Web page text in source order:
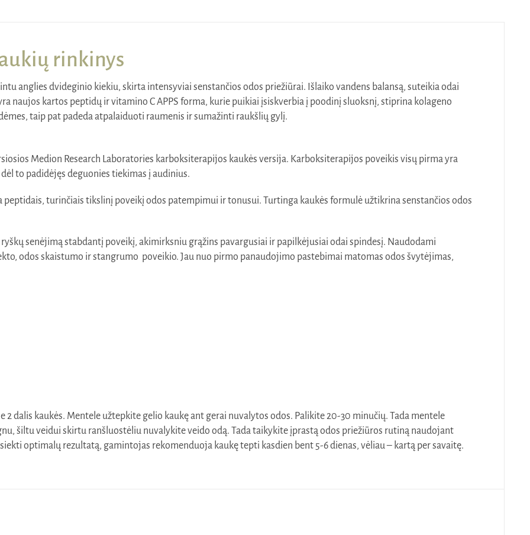
rinkinys
anglies dvideginio kiekiu, skirta intensyviai senstančios odos priežiūrai. Išlaiko vandens balansą, suteikia odai
naujos kartos peptidų ir vitamino C APPS forma, kurie puikiai įsiskverbia į poodinį sluoksnį, stiprina kolageno
taip pat padeda atpalaiduoti raumenis ir sumažinti raukšlių gylį.
Medion Research Laboratories karboksiterapijos kaukės versija. Karboksiterapijos poveikis visų pirma yra
to padidėjęs deguonies tiekimas į audinius.
turinčiais tikslinį poveikį odos patempimui ir tonusui. Turtinga kaukės formulė užtikrina senstančios odos
senėjimą stabdantį poveikį, akimirksniu grąžins pavargusiai ir papilkėjusiai odai spindesį. Naudodami
odos skaistumo ir stangrumo poveikio. Jau nuo pirmo panaudojimo pastebimai matomas odos švytėjimas,
dalis kaukės. Mentele užtepkite gelio kaukę ant gerai nuvalytos odos. Palikite 20-30 minučių. Tada mentele
šiltu veidui skirtu ranšluostėliu nuvalykite veido odą. Tada taikykite įprastą odos priežiūros rutiną naudojant
optimalų rezultatą, gamintojas rekomenduoja kaukę tepti kasdien bent 5-6 dienas, vėliau – kartą per savaitę.